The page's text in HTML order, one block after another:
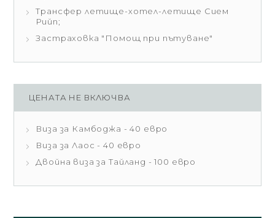
Трансфер летище-хотел-летище Сием
Рийп;
Застраховка "Помощ при пътуване"
ЦЕНАТА НЕ ВКЛЮЧВА
Виза за Камбоджа - 40 евро
Виза за Лаос - 40 евро
Двойна виза за Тайланд - 100 евро